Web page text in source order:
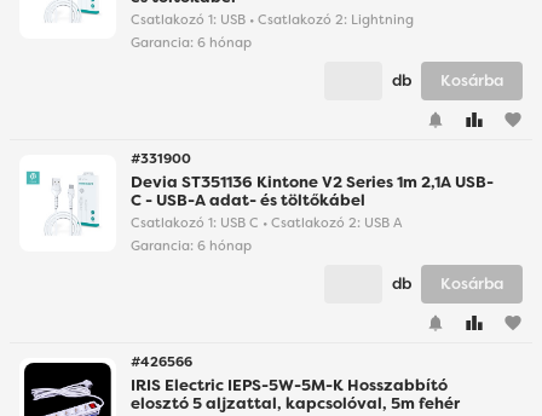
Csatlakozó 1: USB • Csatlakozó 2: Lightning
Garancia: 6 hónap
favorite
db Kosárba
#331900
Devia ST351136 Kintone V2 Series 1m 2,1A USB-
C - USB-A adat- és töltőkábel
Csatlakozó 1: USB C • Csatlakozó 2: USB A
Garancia: 6 hónap
favorite
db Kosárba
#426566
IRIS Electric IEPS-5W-5M-K Hosszabbító
elosztó 5 aljzattal, kapcsolóval, 5m fehér